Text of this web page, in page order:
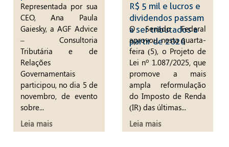
Representada por sua
CEO, Ana Paula
Gaiesky, a AGF Advice
– Consultoria
Tributária e de
Relações
Governamentais
participou, no dia 5 de
novembro, de evento
sobre...
Leia mais
R$ 5 mil e lucros e
dividendos passam
a ser tributados a
partir de 2026
O Senado Federal
aprovou, nesta quarta-
feira (5), o Projeto de
Lei nº 1.087/2025, que
promove a mais
ampla reformulação
do Imposto de Renda
(IR) das últimas...
Leia mais